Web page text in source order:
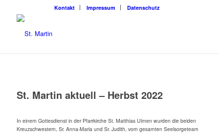
Kon­takt Impres­sum Daten­schutz
St. Mar­tin aktu­ell – Herbst 2022
In einem Got­tes­dienst in der Pfarr­kir­che St. Mat­thi­as Ulmen wur­den die bei­den
Kreuz­schwes­tern, Sr. Anna-Maria und Sr. Judith, vom gesam­ten Seel­sor­ge­team